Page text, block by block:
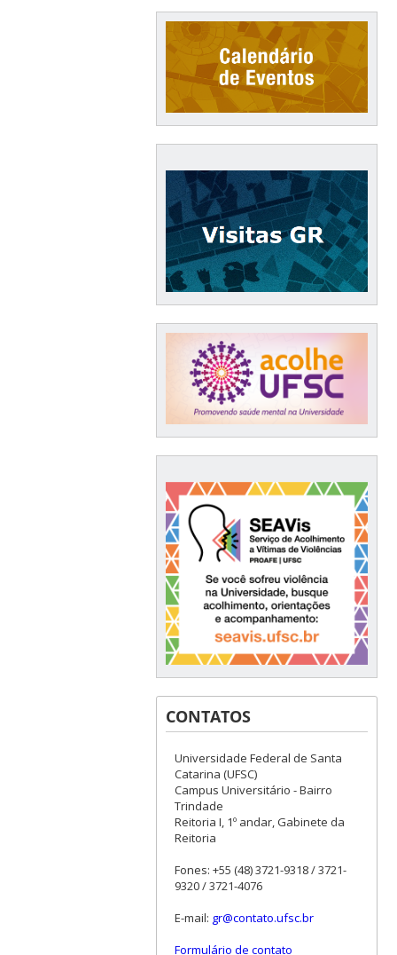
CONTATOS
Universidade Federal de Santa
Catarina (UFSC)
Campus Universitário - Bairro
Trindade
Reitoria I, 1º andar, Gabinete da
Reitoria
Fones: +55 (48) 3721-9318 / 3721-
9320 / 3721-4076
E-mail: gr@contato.ufsc.br
Formulário de contato